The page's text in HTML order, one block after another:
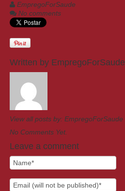
EmpregoForSaude
No comments
Written by EmpregoForSaude
View all posts by: EmpregoForSaude
No Comments Yet.
Leave a comment